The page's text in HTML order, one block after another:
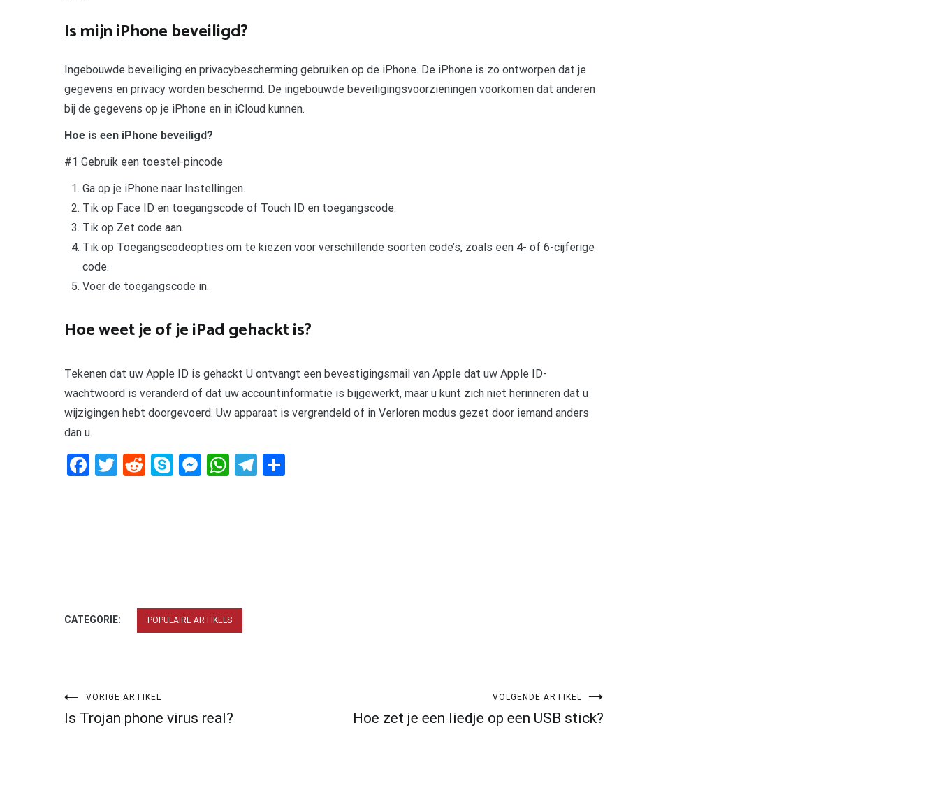
Is mijn iPhone beveiligd?
Ingebouwde beveiliging en privacybescherming gebruiken op de iPhone. De iPhone is zo ontworpen dat je
gegevens en privacy worden beschermd. De ingebouwde beveiligingsvoorzieningen voorkomen dat anderen
bij de gegevens op je iPhone en in iCloud kunnen.
Hoe is een iPhone beveiligd?
#1 Gebruik een toestel-pincode
Ga op je iPhone naar Instellingen.
Tik op Face ID en toegangscode of Touch ID en toegangscode.
Tik op Zet code aan.
Tik op Toegangscodeopties om te kiezen voor verschillende soorten code’s, zoals een 4- of 6-cijferige
code.
Voer de toegangscode in.
Hoe weet je of je iPad gehackt is?
Tekenen dat uw Apple ID is gehackt U ontvangt een bevestigingsmail van Apple dat uw Apple ID-
wachtwoord is veranderd of dat uw accountinformatie is bijgewerkt, maar u kunt zich niet herinneren dat u
wijzigingen hebt doorgevoerd. Uw apparaat is vergrendeld of in Verloren modus gezet door iemand anders
dan u.
Facebook
Twitter
RedditSkypeMessenger
WhatsApp
Telegram
CATEGORIE: POPULAIRE ARTIKELS
Bericht
navigatie
VORIGE ARTIKEL
Is Trojan phone virus real?
VOLGENDE ARTIKEL
Hoe zet je een liedje op een USB stick?